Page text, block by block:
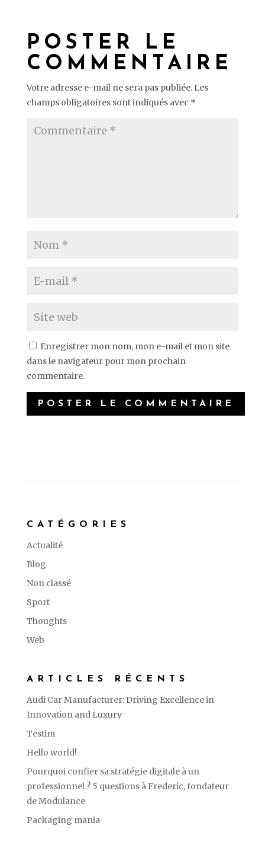
POSTER LE
COMMENTAIRE
Votre adresse e-mail ne sera pas publiée. Les
champs obligatoires sont indiqués avec *
Enregistrer mon nom, mon e-mail et mon site
dans le navigateur pour mon prochain
commentaire.
CATÉGORIES
Actualité
Blog
Non classé
Sport
Thoughts
Web
ARTICLES RÉCENTS
Audi Car Manufacturer: Driving Excellence in
Innovation and Luxury
Testim
Hello world!
Pourquoi confier sa stratégie digitale à un
professionnel ? 5 questions à Frederic, fondateur
de Modulance
Packaging mania